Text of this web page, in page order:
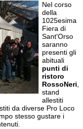
Nel corso
della
1025esima
Fiera di
Sant'Orso
saranno
presenti gli
abituali
punti di
ristoro
RossoNeri,
stand
allestiti
da diverse Pro Loco
stesso gustare i